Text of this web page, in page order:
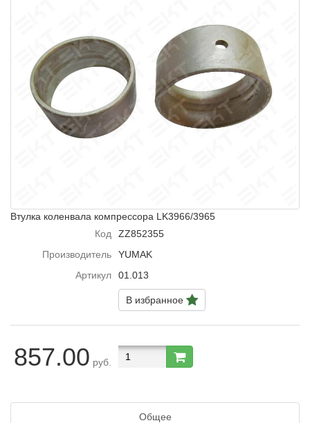
Втулка коленвала компрессора LK3966/3965
Код
ZZ852355
Производитель
YUMAK
Артикул
01.013
В избранное
857.00 руб.
Общее